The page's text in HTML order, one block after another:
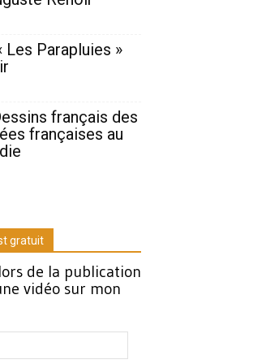
Les Parapluies »
français des
françaises au
gratuit
de la publication
vidéo sur mon